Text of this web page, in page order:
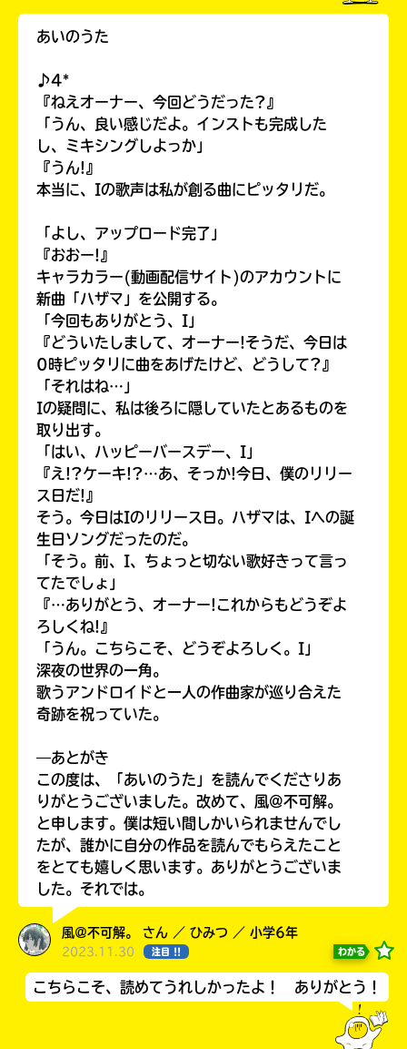
あいのうた
♪4*
『ねえオーナー、今回どうだった?』
「うん、良い感じだよ。インストも完成した
し、ミキシングしよっか」
『うん!』
本当に、Iの歌声は私が創る曲にピッタリだ。
「よし、アップロード完了」
『おおー!』
キャラカラー(動画配信サイト)のアカウントに
新曲「ハザマ」を公開する。
「今回もありがとう、I」
『どういたしまして、オーナー!そうだ、今日は
0時ピッタリに曲をあげたけど、どうして?』
「それはね…」
Iの疑問に、私は後ろに隠していたとあるものを
取り出す。
「はい、ハッピーバースデー、I」
『え!?ケーキ!?…あ、そっか!今日、僕のリリー
ス日だ!』
そう。今日はIのリリース日。ハザマは、Iへの誕
生日ソングだったのだ。
「そう。前、I、ちょっと切ない歌好きって言っ
てたでしょ」
『…ありがとう、オーナー!これからもどうぞよ
ろしくね!』
「うん。こちらこそ、どうぞよろしく。I」
深夜の世界の一角。
歌うアンドロイドと一人の作曲家が巡り合えた
奇跡を祝っていた。
―あとがき
この度は、「あいのうた」を読んでくださりあ
りがとうございました。改めて、風@不可解。
と申します。僕は短い間しかいられませんでし
たが、誰かに自分の作品を読んでもらえたこと
をとても嬉しく思います。ありがとうございま
した。それでは。
風＠不可解。 さん ／ ひみつ ／ 小学6年
2023.11.30 注目 !! わかる
こちらこそ、読めてうれしかったよ！ ありがとう！